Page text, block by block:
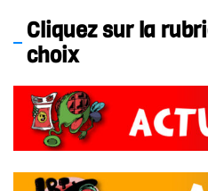
Cliquez sur la
choix